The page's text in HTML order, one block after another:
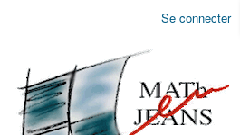
Aller
non
identifié
Se connecter